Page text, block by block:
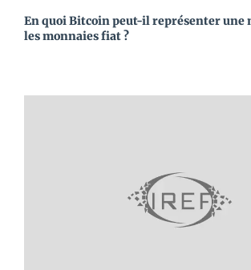
En quoi Bitcoin peut-il représenter une
les monnaies fiat ?